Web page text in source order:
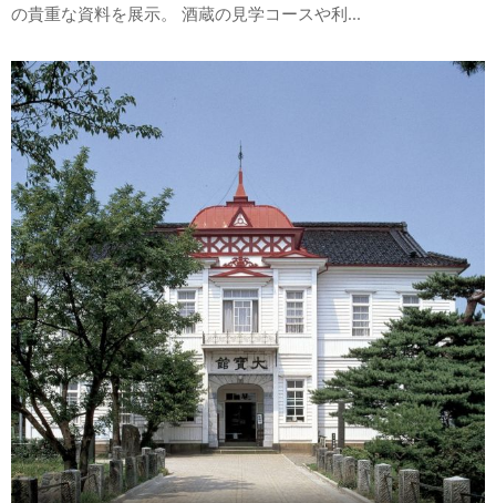
の貴重な資料を展示。 酒蔵の見学コースや利...